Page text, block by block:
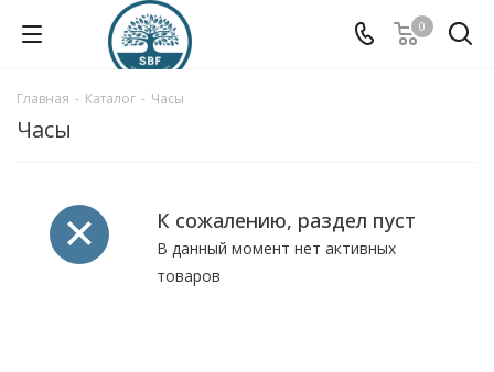
0
Главная - Каталог - Часы
Часы
К сожалению, раздел пуст
В данный момент нет активных
товаров